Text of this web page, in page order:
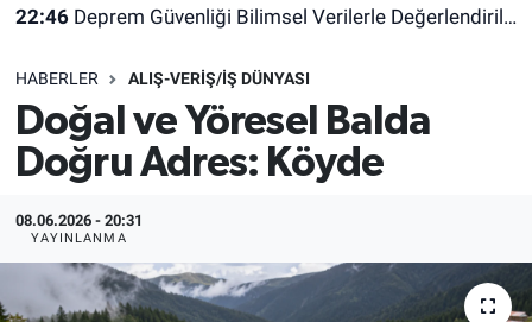
22:46 Deprem Güvenliği Bilimsel Verilerle Değerlendirilmeli
HABERLER ALIŞ-VERIŞ/İŞ DÜNYASI
Doğal ve Yöresel Balda
Doğru Adres: Köyde
08.06.2026 - 20:31
YAYINLANMA
Gündem
Türkiye
Dünya
Sağlık
Eskişehirspor Arşivi
Eskişehir Arşivi
Röportaj
Ekonomi
Süper Lig Puan Durumu ve Fikstür
Tüm Manşetler
Son Dakika Haberleri
Haber Arşivi